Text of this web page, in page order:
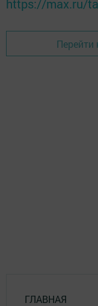
https://max.ru/
Перейти
ГЛАВНАЯ